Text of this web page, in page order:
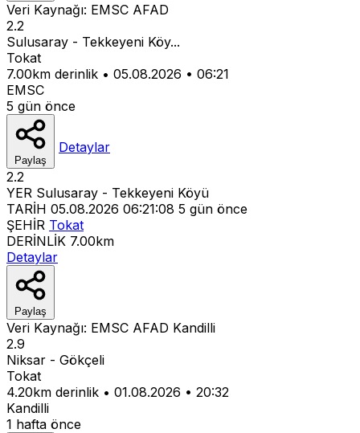
Veri Kaynağı: EMSC AFAD
2.2
Sulusaray - Tekkeyeni Köy...
Tokat
7.00km derinlik • 05.08.2026 • 06:21
EMSC
5 gün önce
Paylaş
Detaylar
2.2
YER Sulusaray - Tekkeyeni Köyü
TARİH 05.08.2026 06:21:08 5 gün önce
ŞEHİR Tokat
DERİNLİK 7.00km
Detaylar
Paylaş
Veri Kaynağı: EMSC AFAD Kandilli
2.9
Niksar - Gökçeli
Tokat
4.20km derinlik • 01.08.2026 • 20:32
Kandilli
1 hafta önce